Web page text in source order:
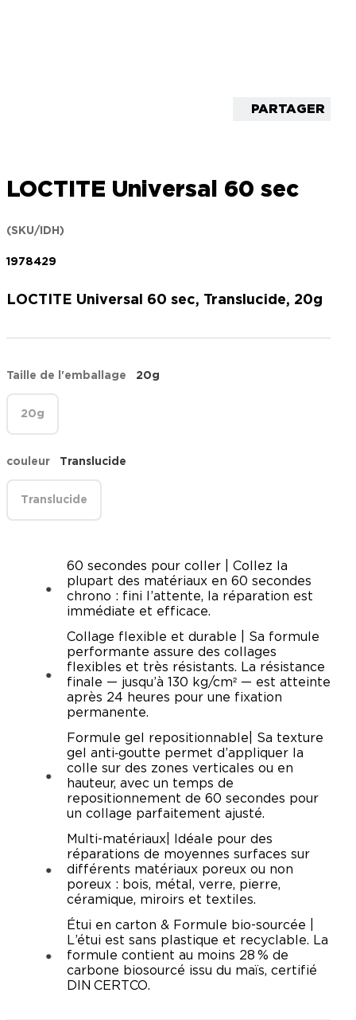
PARTAGER
LOCTITE Universal 60 sec
(SKU/IDH)
1978429
LOCTITE Universal 60 sec, Translucide, 20g
Taille de l'emballage 20g
20g
couleur Translucide
Translucide
60 secondes pour coller | Collez la
plupart des matériaux en 60 secondes
chrono : fini l’attente, la réparation est
immédiate et efficace.
Collage flexible et durable | Sa formule
performante assure des collages
flexibles et très résistants. La résistance
finale — jusqu’à 130 kg/cm² — est atteinte
après 24 heures pour une fixation
permanente.
Formule gel repositionnable| Sa texture
gel anti‑goutte permet d’appliquer la
colle sur des zones verticales ou en
hauteur, avec un temps de
repositionnement de 60 secondes pour
un collage parfaitement ajusté.
Multi-matériaux| Idéale pour des
réparations de moyennes surfaces sur
différents matériaux poreux ou non
poreux : bois, métal, verre, pierre,
céramique, miroirs et textiles.
Étui en carton & Formule bio-sourcée |
L’étui est sans plastique et recyclable. La
formule contient au moins 28 % de
carbone biosourcé issu du maïs, certifié
DIN CERTCO.